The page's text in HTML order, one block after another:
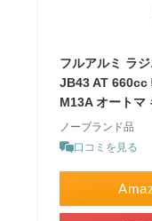
フルアルミ ラ
JB43 AT 660cc
M13A オートマ
ノーブランド品
口コミを見る